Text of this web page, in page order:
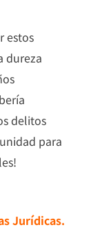
estos
dureza
delitos
para
Jurídicas.